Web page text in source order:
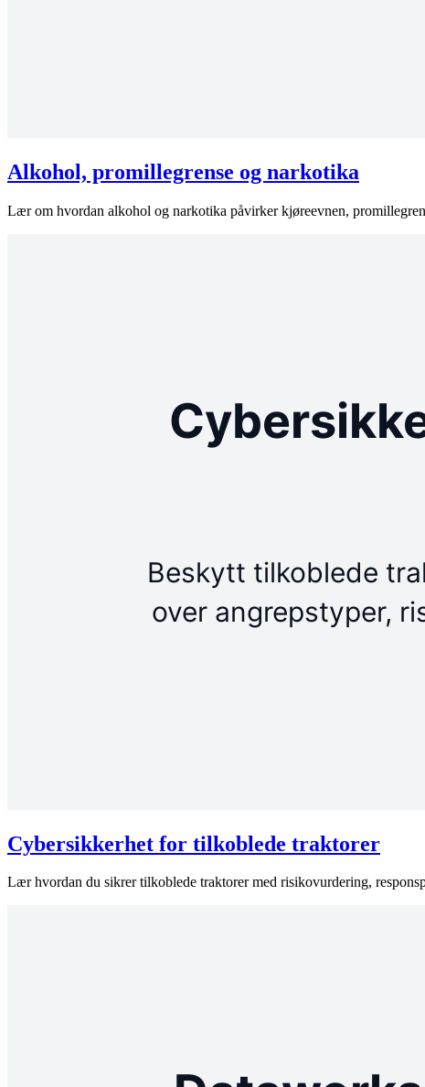
Alkohol, promillegrense og narkotika
Lær om hvordan alkohol og narkotika påvirker kjøreevnen,
Cybersikkerhet for tilkoblede traktorer
Lær hvordan du sikrer tilkoblede traktorer med risikovurdering,